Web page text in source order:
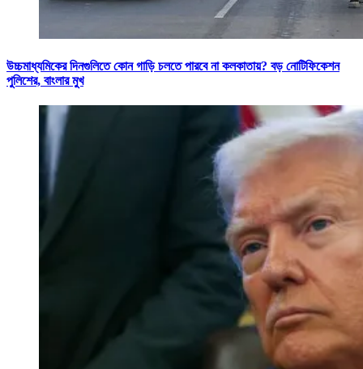
উচ্চমাধ্যমিকের দিনগুলিতে কোন গাড়ি চলতে পারবে না কলকাতায়? বড় নোটিফিকেশন
পুলিশের, বাংলার মুখ